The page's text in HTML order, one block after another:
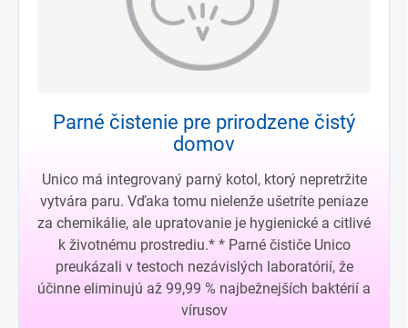
Parné čistenie pre prirodzene čistý
domov
Unico má integrovaný parný kotol, ktorý nepretržite
vytvára paru. Vďaka tomu nielenže ušetríte peniaze
za chemikálie, ale upratovanie je hygienické a citlivé
k životnému prostrediu.* * Parné čističe Unico
preukázali v testoch nezávislých laboratórií, že
účinne eliminujú až 99,99 % najbežnejších baktérií a
vírusov